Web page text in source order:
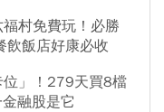
村免費玩！必勝
飯店好康必收
位」！279天買8檔
融股是它